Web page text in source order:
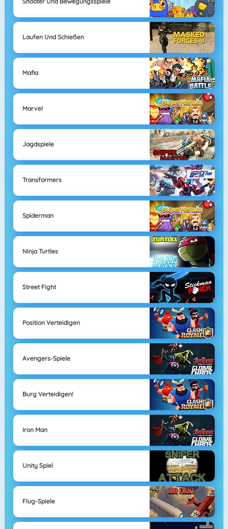
Laufen Und Schießen
Mafia
Marvel
Jagdspiele
Transformers
Spiderman
Ninja Turtles
Street Fight
Position Verteidigen
Avengers-Spiele
Burg Verteidigen!
Iron Man
Unity Spiel
Flug-Spiele